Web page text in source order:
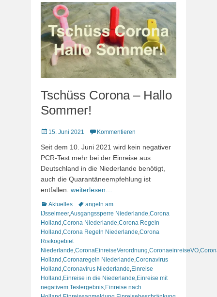
Tschüss Corona – Hallo
Sommer!
Veröffentlicht
15. Juni 2021 Kommentieren
Seit dem 10. Juni 2021 wird kein negativer
PCR-Test mehr bei der Einreise aus
Deutschland in die Niederlande benötigt,
auch die Quarantäneempfehlung ist
entfallen. weiterlesen…
Kategorien
Aktuelles Schlagworte
angeln am
IJsselmeer,Ausgangssperre Niederlande,Corona
Holland ,Corona Niederlande,Corona Regeln
Holland ,Corona Regeln Niederlande,Corona
Risikogebiet
Niederlande,CoronaEinreiseVerordnung,CoronaeinreiseVO,
Holland ,Coronaregeln Niederlande,Coronavirus
Holland ,Coronavirus Niederlande,Einreise
Holland ,Einreise in die Niederlande,Einreise mit
negativem Testergebnis,Einreise nach